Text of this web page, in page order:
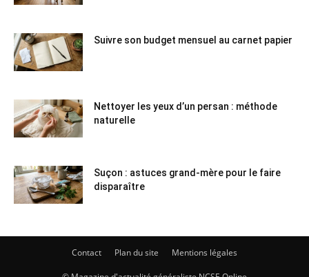
Suivre son budget mensuel au carnet papier
Nettoyer les yeux d’un persan : méthode
naturelle
Suçon : astuces grand-mère pour le faire
disparaître
Contact Plan du site Mentions légales